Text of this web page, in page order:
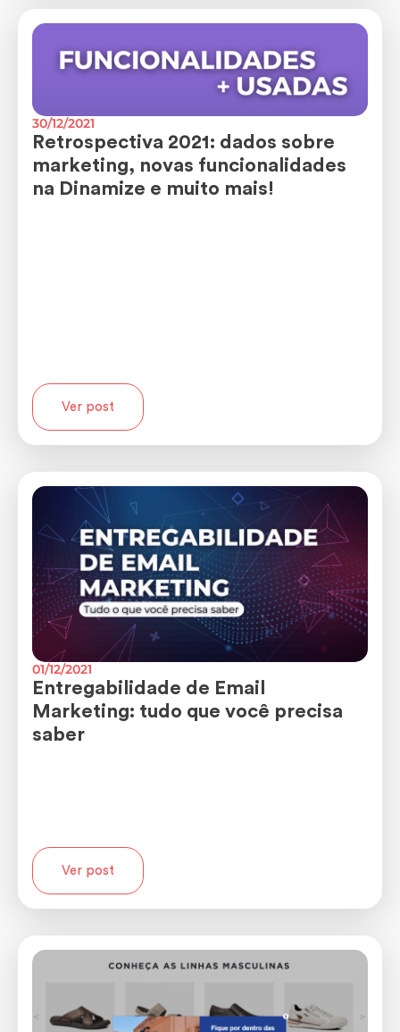
30/12/2021
Retrospectiva 2021: dados sobre
marketing, novas funcionalidades
na Dinamize e muito mais!
Ver post
01/12/2021
Entregabilidade de Email
Marketing: tudo que você precisa
saber
Ver post